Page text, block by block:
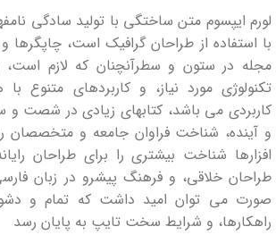
لورم ایپسوم متن ساختگی با تولید سادگی
با استفاده از طراحان گرافیک است، چاپگرها
مجله در ستون و سطرآنچنان که لازم است،
تکنولوژی مورد نیاز، و کاربردهای متنوع
کاربردی می باشد، کتابهای زیادی در شصت
و آینده، شناخت فراوان جامعه و متخصصان
افزارها شناخت بیشتری را برای طراحان
طراحان خلاقی، و فرهنگ پیشرو در زبان
صورت می توان امید داشت که تمام و
راهکارها، و شرایط سخت تایپ به پایان رسد